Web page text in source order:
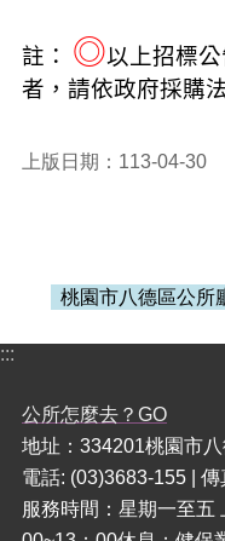
註： ◎以上招標
者，請依政府採購
上版日期：113-04-30
桃園市八德區公所
:::
公所怎麼去？GO
地址：334201桃園市
電話: (03)3683-155 |
服務時間：星期一至五